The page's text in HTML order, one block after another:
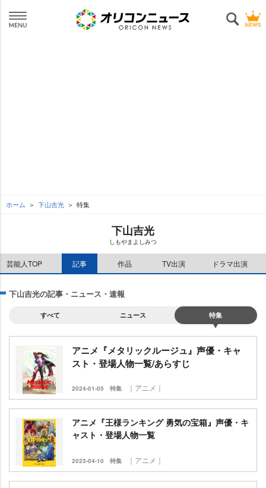
ホーム 下山吉光 特集
下山吉光
しもやまよしみつ
芸能人TOP 記事 作品 TV出演 ドラマ出演
下山吉光の記事・ニュース・速報
すべて ニュース 特集
アニメ『メタリックルージュ』声優・キャ
スト・登場人物一覧/あらすじ
2024-01-05 特集 ｜アニメ｜
アニメ『王様ランキング 勇気の宝箱』声優・キ
ャスト・登場人物一覧
2023-04-10 特集 ｜アニメ｜